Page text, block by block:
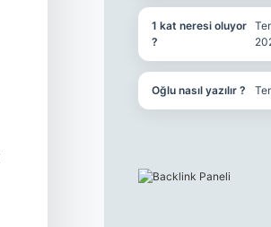
1 kat neresi oluyor
?
Oğlu nasıl yazılır ?